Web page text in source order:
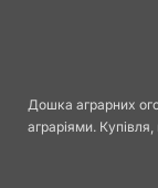
Дошка аграрних
аграріями.